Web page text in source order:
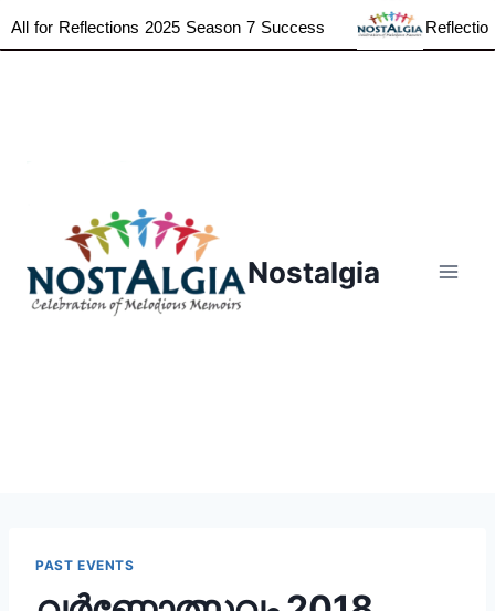
for Reflections 2025 Season 7 Success Reflections
Nostalgia
PAST EVENTS